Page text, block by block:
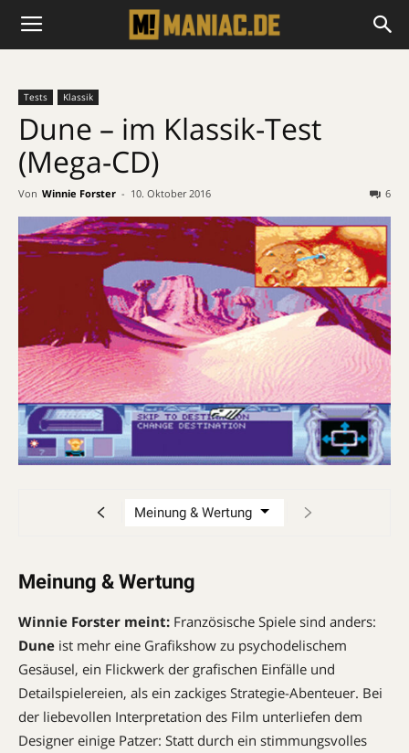
Tests Klassik
Dune – im Klassik-Test
(Mega-CD)
Von Winnie Forster - 10. Oktober 2016 6
Meinung & Wertung
Winnie Forster meint: Französische Spiele sind anders:
Dune ist mehr eine Grafikshow zu psychodelischem
Gesäusel, ein Flickwerk der grafischen Einfälle und
Detailspielereien, als ein zackiges Strategie-Abenteuer. Bei
der liebevollen Interpretation des Film unterliefen dem
Designer einige Patzer: Statt durch ein stimmungsvolles